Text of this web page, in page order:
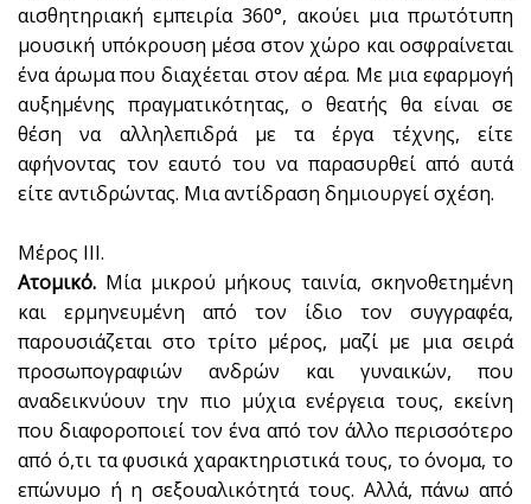
αισθητηριακή εμπειρία 360°, ακούει μια πρωτότυπη
μουσική υπόκρουση μέσα στον χώρο και οσφραίνεται
ένα άρωμα που διαχέεται στον αέρα. Με μια εφαρμογή
αυξημένης πραγματικότητας, ο θεατής θα είναι σε
θέση να αλληλεπιδρά με τα έργα τέχνης, είτε
αφήνοντας τον εαυτό του να παρασυρθεί από αυτά
είτε αντιδρώντας. Μια αντίδραση δημιουργεί σχέση.
Μέρος ΙΙΙ.
Ατομικό. Μία μικρού μήκους ταινία, σκηνοθετημένη
και ερμηνευμένη από τον ίδιο τον συγγραφέα,
παρουσιάζεται στο τρίτο μέρος, μαζί με μια σειρά
προσωπογραφιών ανδρών και γυναικών, που
αναδεικνύουν την πιο μύχια ενέργεια τους, εκείνη
που διαφοροποιεί τον ένα από τον άλλο περισσότερο
από ό,τι τα φυσικά χαρακτηριστικά τους, το όνομα, το
επώνυμο ή η σεξουαλικότητά τους. Αλλά, πάνω από